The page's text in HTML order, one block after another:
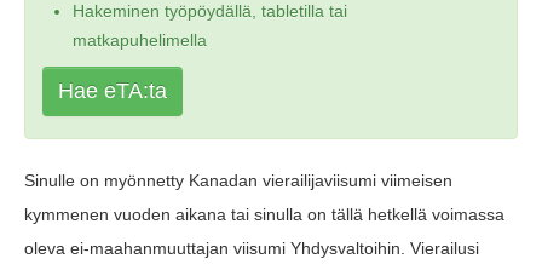
Hakeminen työpöydällä, tabletilla tai
matkapuhelimella
Hae eTA:ta
Sinulle on myönnetty Kanadan vierailijaviisumi viimeisen
kymmenen vuoden aikana tai sinulla on tällä hetkellä voimassa
oleva ei-maahanmuuttajan viisumi Yhdysvaltoihin. Vierailusi